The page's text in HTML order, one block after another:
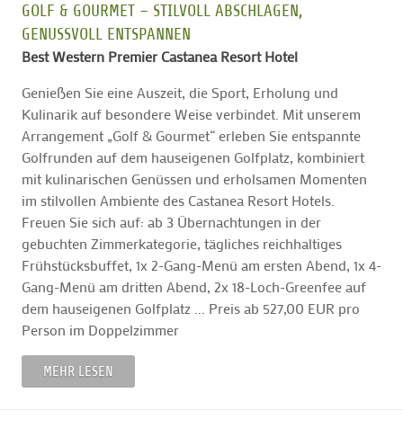
GOLF & GOURMET – STILVOLL ABSCHLAGEN,
GENUSSVOLL ENTSPANNEN
Best Western Premier Castanea Resort Hotel
Genießen Sie eine Auszeit, die Sport, Erholung und
Kulinarik auf besondere Weise verbindet. Mit unserem
Arrangement „Golf & Gourmet“ erleben Sie entspannte
Golfrunden auf dem hauseigenen Golfplatz, kombiniert
mit kulinarischen Genüssen und erholsamen Momenten
im stilvollen Ambiente des Castanea Resort Hotels.
Freuen Sie sich auf: ab 3 Übernachtungen in der
gebuchten Zimmerkategorie, tägliches reichhaltiges
Frühstücksbuffet, 1x 2-Gang-Menü am ersten Abend, 1x 4-
Gang-Menü am dritten Abend, 2x 18-Loch-Greenfee auf
dem hauseigenen Golfplatz ... Preis ab 527,00 EUR pro
Person im Doppelzimmer
MEHR LESEN